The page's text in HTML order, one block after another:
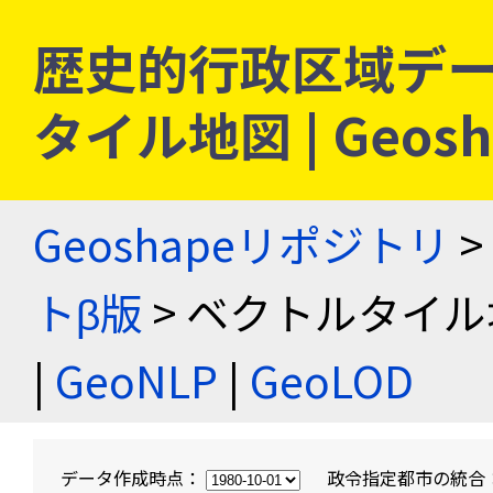
歴史的行政区域デ
タイル地図 |
Geoshapeリポジトリ >
トβ版 > ベクトルタイ
| GeoNLP | GeoLOD
データ作成時点： 政令指定都市の統